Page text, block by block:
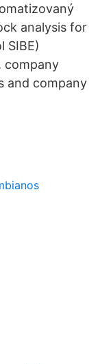
analysis for
SIBE)
company
and company